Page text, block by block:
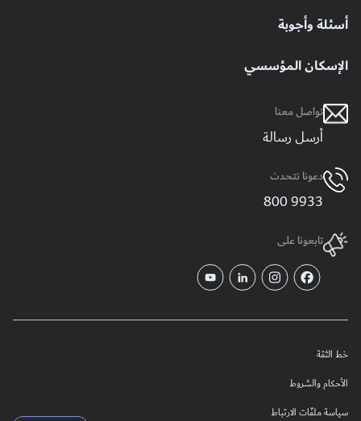
أسئلة وأجوبة
الإسكان المؤسسي
تواصل معنا
أرسل رسالة
دعونا نتحدث
9933 800
تابعونا على
خط الثقة
الأحكام والشروط
سياسة ملفّات الارتباط